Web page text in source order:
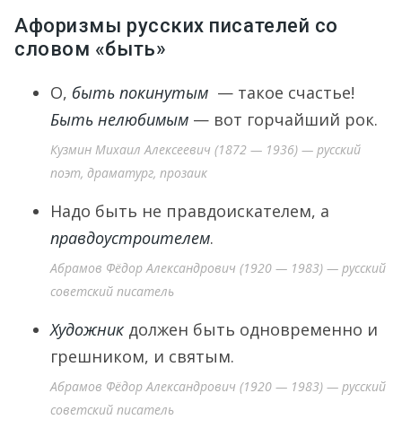
Афоризмы русских писателей со
словом «быть»
О, быть покинутым — такое счастье!
Быть нелюбимым — вот горчайший рок.
Кузмин Михаил Алексеевич (1872 — 1936) — русский
поэт, драматург, прозаик
Надо быть не правдоискателем, а
правдоустроителем.
Абрамов Фёдор Александрович (1920 — 1983) — русский
советский писатель
Художник должен быть одновременно и
грешником, и святым.
Абрамов Фёдор Александрович (1920 — 1983) — русский
советский писатель